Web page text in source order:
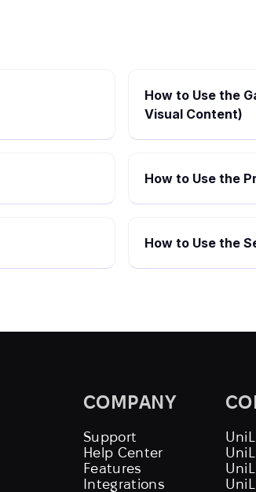
How to Use the
Visual Content)
How to Use the
How to Use the
COMPANY
Support
Help Center
Features
Integrations